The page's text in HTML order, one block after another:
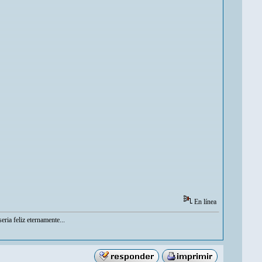
En línea
feliz eternamente...